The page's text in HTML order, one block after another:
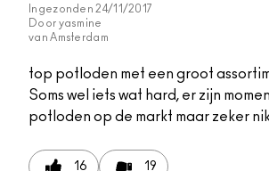
Ingezonden 24/11/2017
Door yasmine
van Amsterdam
top potloden met een groot
Soms wel iets wat hard, er zijn
potloden op de markt maar zeker
16 19